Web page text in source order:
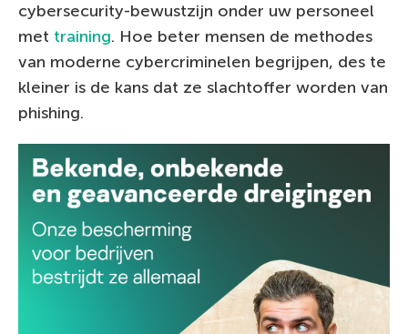
cybersecurity-bewustzijn onder uw personeel
met training. Hoe beter mensen de methodes
van moderne cybercriminelen begrijpen, des te
kleiner is de kans dat ze slachtoffer worden van
phishing.